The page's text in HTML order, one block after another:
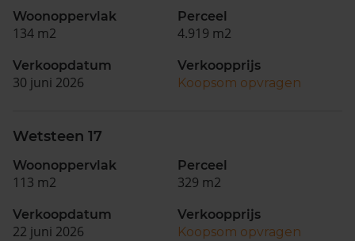
Woonoppervlak
134 m2
Perceel
4.919 m2
Verkoopdatum
30 juni 2026
Verkoopprijs
Koopsom opvragen
Wetsteen 17
Woonoppervlak
113 m2
Perceel
329 m2
Verkoopdatum
22 juni 2026
Verkoopprijs
Koopsom opvragen